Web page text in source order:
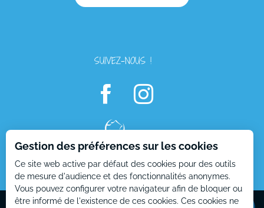
Description
Tarifs
Contacter
par email
SUIVEZ-NOUS !
Mentions Légales Plan du site
Gestion des préférences sur les cookies
Ce site web active par défaut des cookies pour des outils
de mesure d'audience et des fonctionnalités anonymes.
Vous pouvez configurer votre navigateur afin de bloquer ou
être informé de l'existence de ces cookies. Ces cookies ne